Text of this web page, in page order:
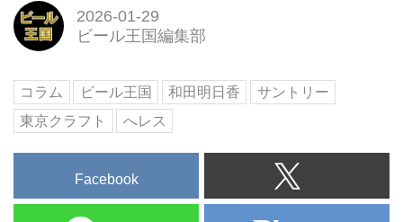
2026-01-29
ビール王国編集部
コラム ビール王国 和田明日香
サントリー
東京クラフト
へレス
Facebook